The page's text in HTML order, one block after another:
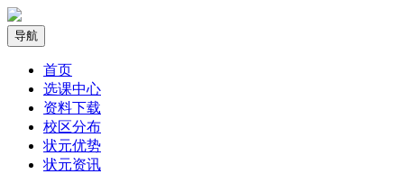
导航
首页
选课中心
资料下载
校区分布
状元优势
状元资讯